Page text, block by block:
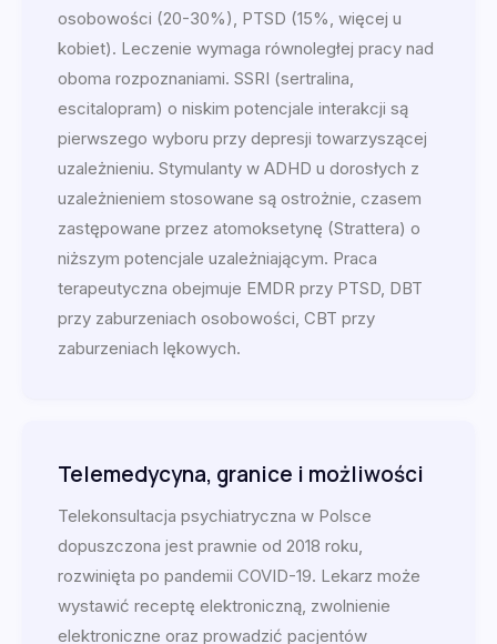
osobowości (20-30%), PTSD (15%, więcej u
kobiet). Leczenie wymaga równoległej pracy nad
oboma rozpoznaniami. SSRI (sertralina,
escitalopram) o niskim potencjale interakcji są
pierwszego wyboru przy depresji towarzyszącej
uzależnieniu. Stymulanty w ADHD u dorosłych z
uzależnieniem stosowane są ostrożnie, czasem
zastępowane przez atomoksetynę (Strattera) o
niższym potencjale uzależniającym. Praca
terapeutyczna obejmuje EMDR przy PTSD, DBT
przy zaburzeniach osobowości, CBT przy
zaburzeniach lękowych.
Telemedycyna, granice i możliwości
Telekonsultacja psychiatryczna w Polsce
dopuszczona jest prawnie od 2018 roku,
rozwinięta po pandemii COVID-19. Lekarz może
wystawić receptę elektroniczną, zwolnienie
elektroniczne oraz prowadzić pacjentów